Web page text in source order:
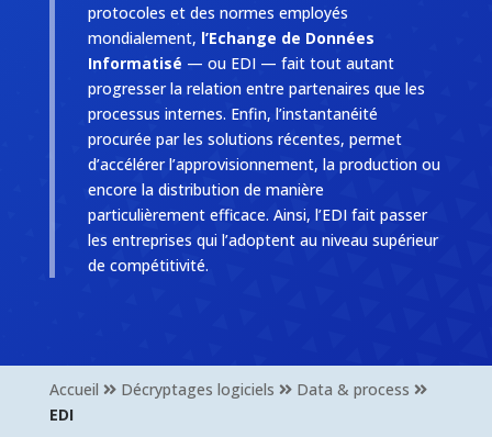
protocoles et des normes employés
mondialement, l’Echange de Données
Informatisé — ou EDI — fait tout autant
progresser la relation entre partenaires que les
processus internes. Enfin, l’instantanéité
procurée par les solutions récentes, permet
d’accélérer l’approvisionnement, la production ou
encore la distribution de manière
particulièrement efficace. Ainsi, l’EDI fait passer
les entreprises qui l’adoptent au niveau supérieur
de compétitivité.
Accueil Décryptages logiciels
Data & process
EDI